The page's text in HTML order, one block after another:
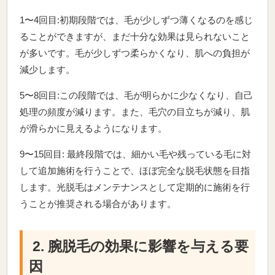
1〜4回目:初期段階では、毛が少しずつ薄くなるのを感じ
ることができますが、まだ十分な効果は見られないこと
が多いです。毛が少しずつ柔らかくなり、肌への負担が
減少します。
5〜8回目:この段階では、毛が明らかに少なくなり、自己
処理の頻度が減ります。また、毛穴の目立ちが減り、肌
が滑らかに見えるようになります。
9〜15回目: 最終段階では、細かい毛や残っている毛に対
して追加施術を行うことで、ほぼ完全な脱毛状態を目指
します。光脱毛はメンテナンスとして定期的に施術を行
うことが推奨される場合があります。
2. 腕脱毛の効果に影響を与える要
因